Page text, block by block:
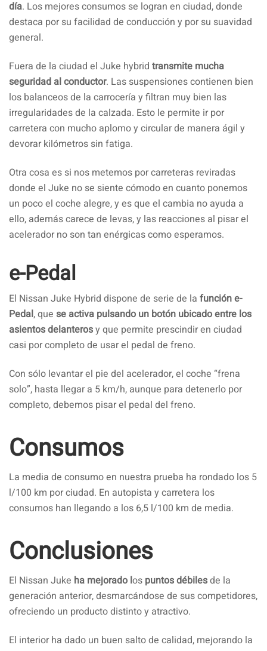
día. Los mejores consumos se logran en ciudad, donde
destaca por su facilidad de conducción y por su suavidad
general.
Fuera de la ciudad el Juke hybrid transmite mucha
seguridad al conductor. Las suspensiones contienen bien
los balanceos de la carrocería y filtran muy bien las
irregularidades de la calzada. Esto le permite ir por
carretera con mucho aplomo y circular de manera ágil y
devorar kilómetros sin fatiga.
Otra cosa es si nos metemos por carreteras reviradas
donde el Juke no se siente cómodo en cuanto ponemos
un poco el coche alegre, y es que el cambia no ayuda a
ello, además carece de levas, y las reacciones al pisar el
acelerador no son tan enérgicas como esperamos.
e-Pedal
El Nissan Juke Hybrid dispone de serie de la función e-
Pedal, que se activa pulsando un botón ubicado entre los
asientos delanterosy que permite prescindir en ciudad
casi por completo de usar el pedal de freno.
Con sólo levantar el pie del acelerador, el coche “frena
solo”, hasta llegar a 5 km/h, aunque para detenerlo por
completo, debemos pisar el pedal del freno.
Consumos
La media de consumo en nuestra prueba ha rondado los 5
l/100 km por ciudad. En autopista y carretera los
consumos han llegando a los 6,5 l/100 km de media.
Conclusiones
El Nissan Juke ha mejorado los puntos débilesde la
generación anterior, desmarcándose de sus competidores,
ofreciendo un producto distinto y atractivo.
El interior ha dado un buen salto de calidad, mejorando la